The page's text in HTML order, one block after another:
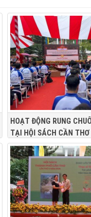
HOẠT ĐỘNG RUNG
TẠI HỘI SÁCH CẦN
NĂM 2026